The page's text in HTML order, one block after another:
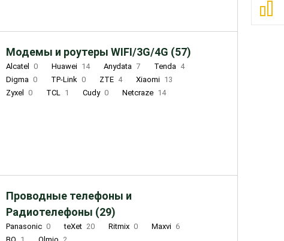
Модемы и роутеры WIFI/3G/4G (57)
Alcatel 0 Huawei 14 Anydata 7 Tenda 4
Digma 0 TP-Link 0 ZTE 4 Xiaomi 13
Zyxel
0 TCL 1 Cudy 0 Netcraze 14
Проводные телефоны и
Радиотелефоны (29)
Panasonic 0 teXet 20 Ritmix 0 Maxvi 6